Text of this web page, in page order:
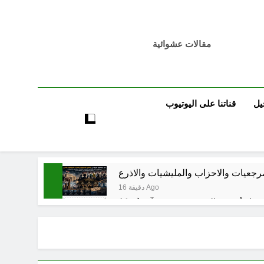
مقالات عشوائية
قناتنا على اليوتيوب
والاحزاب والمليشيات والاذرع
16 دقيقة Ago
بين قدسية الرسالة ومخاطر التطفل